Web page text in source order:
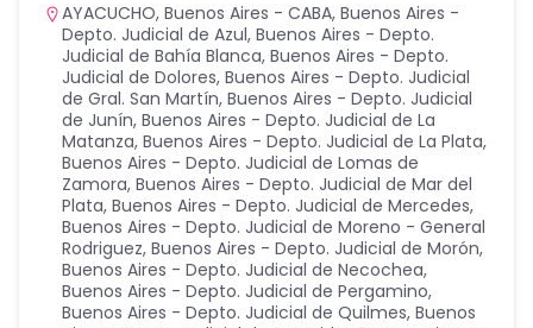
AYACUCHO, Buenos Aires - CABA, Buenos Aires -
Depto. Judicial de Azul, Buenos Aires - Depto.
Judicial de Bahía Blanca, Buenos Aires - Depto.
Judicial de Dolores, Buenos Aires - Depto. Judicial
de Gral. San Martín, Buenos Aires - Depto. Judicial
de Junín, Buenos Aires - Depto. Judicial de La
Matanza, Buenos Aires - Depto. Judicial de La Plata,
Buenos Aires - Depto. Judicial de Lomas de
Zamora, Buenos Aires - Depto. Judicial de Mar del
Plata, Buenos Aires - Depto. Judicial de Mercedes,
Buenos Aires - Depto. Judicial de Moreno - General
Rodriguez, Buenos Aires - Depto. Judicial de Morón,
Buenos Aires - Depto. Judicial de Necochea,
Buenos Aires - Depto. Judicial de Pergamino,
Buenos Aires - Depto. Judicial de Quilmes, Buenos